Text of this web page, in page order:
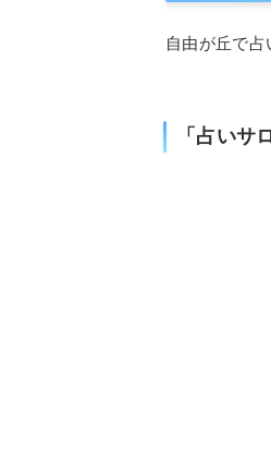
自由が丘で占
「占いサ